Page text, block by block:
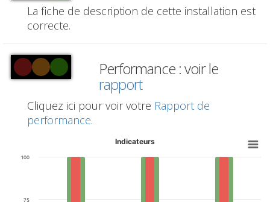
La fiche de description de cette installation est
correcte.
Performance : voir le
rapport
Cliquez ici pour voir votre Rapport de
performance.
Indicateurs
75
100